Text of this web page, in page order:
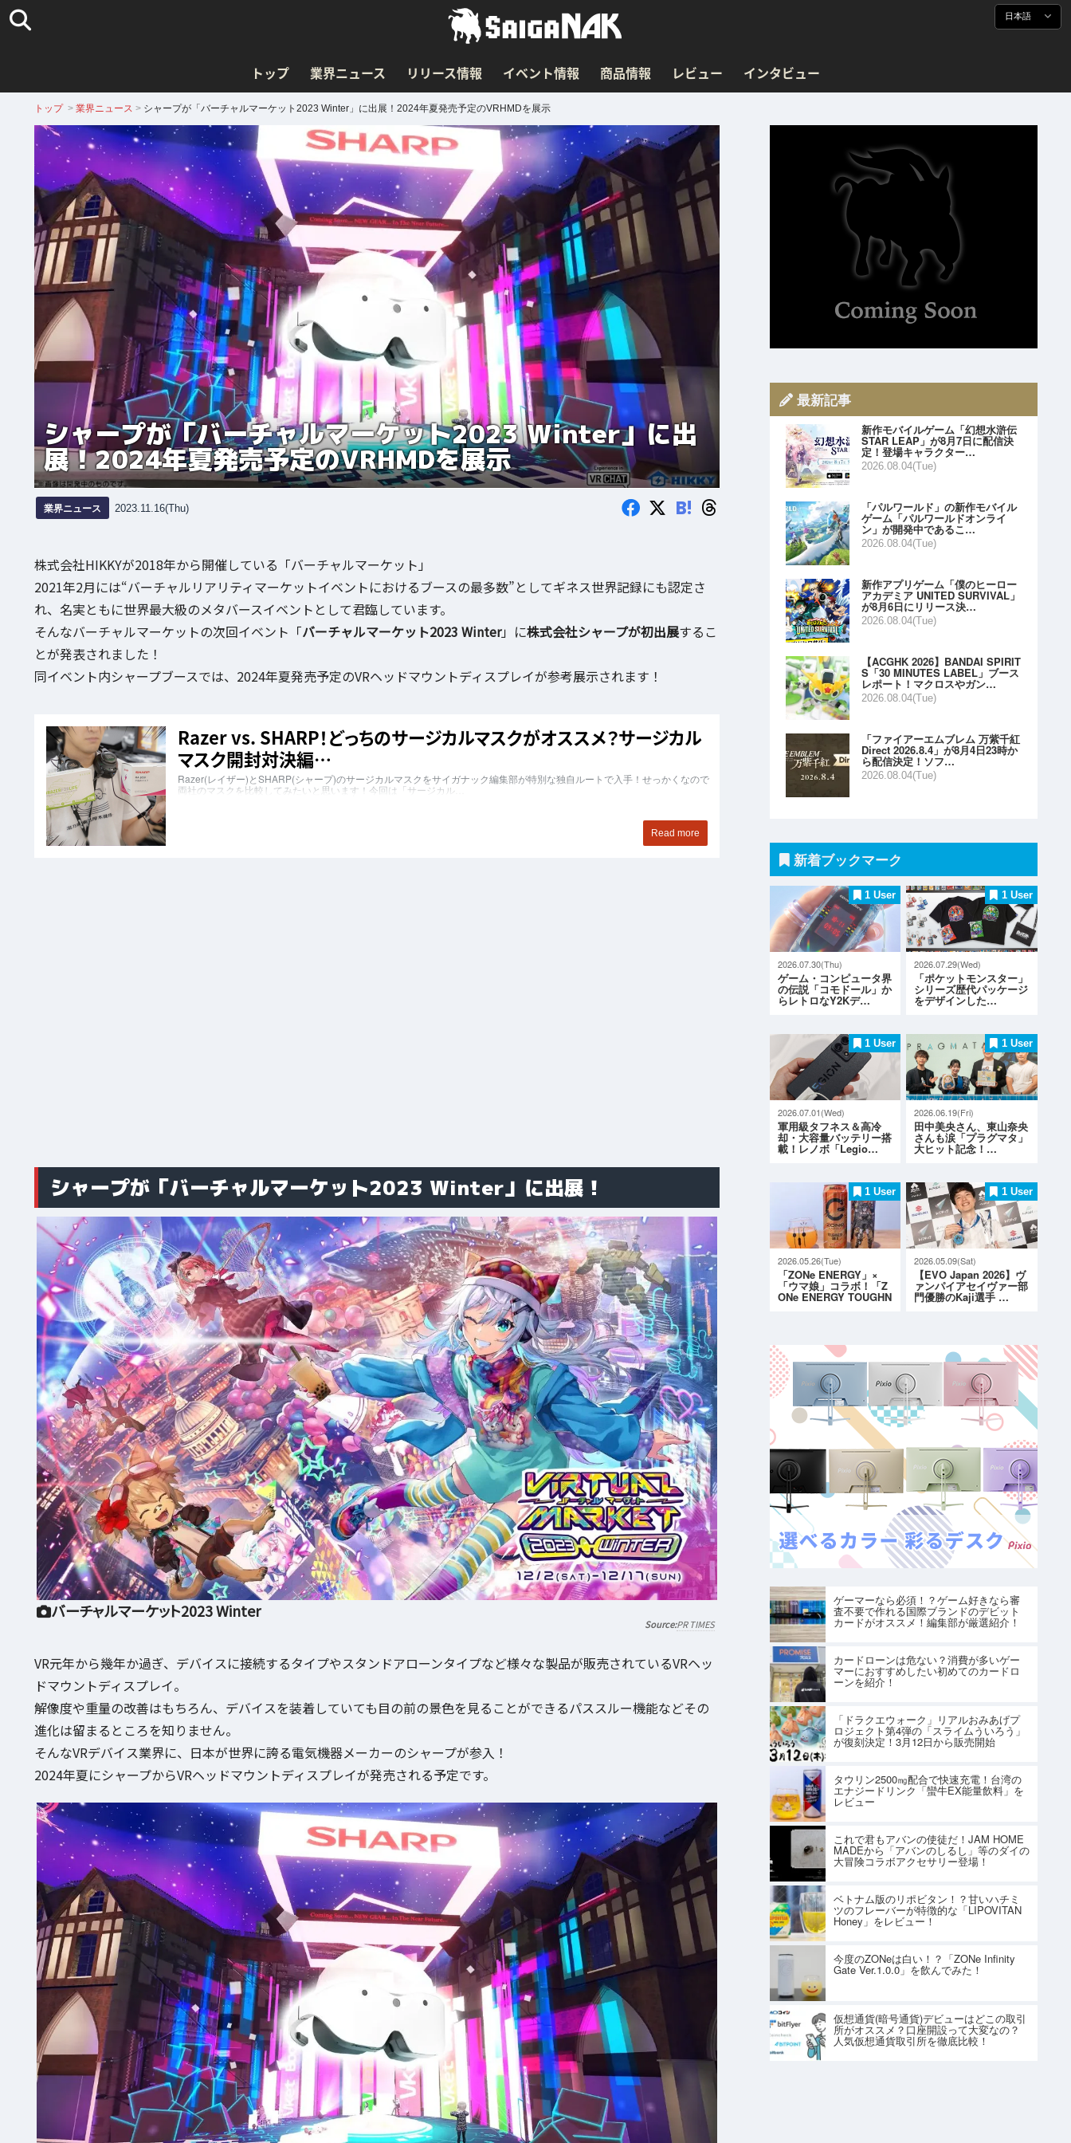
日本語
トップ 業界ニュース リリース情報 イベント情報 商品情報 レビュー インタビュー
トップ > 業界ニュース > シャープが「バーチャルマーケット2023 Winter」に出展！2024年夏発売予定のVRHMDを展示
シャープが「バーチャルマーケット2023 Winter」に出
展！2024年夏発売予定のVRHMDを展示
業界ニュース 2023.11.16(Thu) B!
株式会社HIKKYが2018年から開催している「バーチャルマーケット」
2021年2月には“バーチャルリアリティマーケットイベントにおけるブースの最多数”としてギネス世界記録にも認定さ
れ、名実ともに世界最大級のメタバースイベントとして君臨しています。
そんなバーチャルマーケットの次回イベント「バーチャルマーケット2023 Winter」に株式会社シャープが初出展するこ
とが発表されました！
同イベント内シャープブースでは、2024年夏発売予定のVRヘッドマウントディスプレイが参考展示されます！
シャープが「バーチャルマーケット2023 Winter」に出展！
バーチャルマーケット2023 Winter
PR TIMES
VR元年から幾年か過ぎ、デバイスに接続するタイプやスタンドアローンタイプなど様々な製品が販売されているVRヘッ
ドマウントディスプレイ。
解像度や重量の改善はもちろん、デバイスを装着していても目の前の景色を見ることができるパススルー機能などその
進化は留まるところを知りません。
そんなVRデバイス業界に、日本が世界に誇る電気機器メーカーのシャープが参入！
2024年夏にシャープからVRヘッドマウントディスプレイが発売される予定です。
最新記事
新作モバイルゲーム「幻想水滸伝
STAR LEAP」が8月7日に配信決
定！登場キャラクター…
2026.08.04(Tue)
「パルワールド」の新作モバイル
ゲーム「パルワールドオンライ
ン」が開発中であるこ…
2026.08.04(Tue)
新作アプリゲーム「僕のヒーロー
アカデミア UNITED SURVIVAL」
が8月6日にリリース決…
2026.08.04(Tue)
【ACGHK 2026】BANDAI SPIRIT
S「30 MINUTES LABEL」ブース
レポート！マクロスやガン…
2026.08.04(Tue)
「ファイアーエムブレム 万紫千紅
Direct 2026.8.4」が8月4日23時か
ら配信決定！ソフ…
2026.08.04(Tue)
新着ブックマーク
1 User
2026.07.30(Thu)
ゲーム・コンピュータ界
の伝説「コモドール」か
らレトロなY2Kデ…
1 User
2026.07.29(Wed)
「ポケットモンスター」
シリーズ歴代パッケージ
をデザインした…
1 User
2026.07.01(Wed)
軍用級タフネス＆高冷
却・大容量バッテリー搭
載！レノボ「Legio…
1 User
2026.06.19(Fri)
田中美央さん、東山奈央
さんも涙「プラグマタ」
大ヒット記念！…
1 User
2026.05.26(Tue)
「ZONe ENERGY」×
「ウマ娘」コラボ！「Z
ONe ENERGY TOUGHN
1 User
2026.05.09(Sat)
【EVO Japan 2026】ヴ
ァンパイアセイヴァー部
門優勝のKaji選手 …
ゲーマーなら必須！？ゲーム好きなら審
査不要で作れる国際ブランドのデビット
カードがオススメ！編集部が厳選紹介！
カードローンは危ない？消費が多いゲー
マーにおすすめしたい初めてのカードロ
ーンを紹介！
「ドラクエウォーク」リアルおみあげプ
ロジェクト第4弾の「スライムういろう」
が復刻決定！3月12日から販売開始
タウリン2500㎎配合で快速充電！台湾の
エナジードリンク「蠻牛EX能量飲料」を
レビュー
これで君もアバンの使徒だ！JAM HOME
MADEから「アバンのしるし」等のダイの
大冒険コラボアクセサリー登場！
ベトナム版のリポビタン！？甘いハチミ
ツのフレーバーが特徴的な「LIPOVITAN
Honey」をレビュー！
今度のZONeは白い！？「ZONe Infinity
Gate Ver.1.0.0」を飲んでみた！
仮想通貨(暗号通貨)デビューはどこの取引
所がオススメ？口座開設って大変なの？
人気仮想通貨取引所を徹底比較！